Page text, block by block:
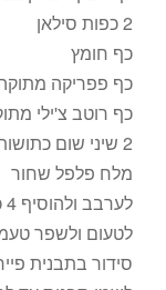
2 כפות סילאן
כף חומץ
כף פפריקה
כף רוטב צ'ילי
2 שיני שום כתושות
מלח פלפל שחור
לערבב ולהוסיף 4 כפות מים
לטעום ולשפר
סידור בתבנית